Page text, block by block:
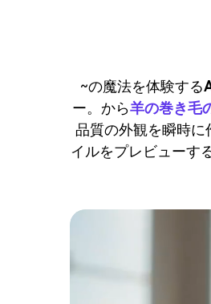
~の魔法を体験する
ー。から羊の巻き毛
品質の外観を瞬時
イルをプレビューす